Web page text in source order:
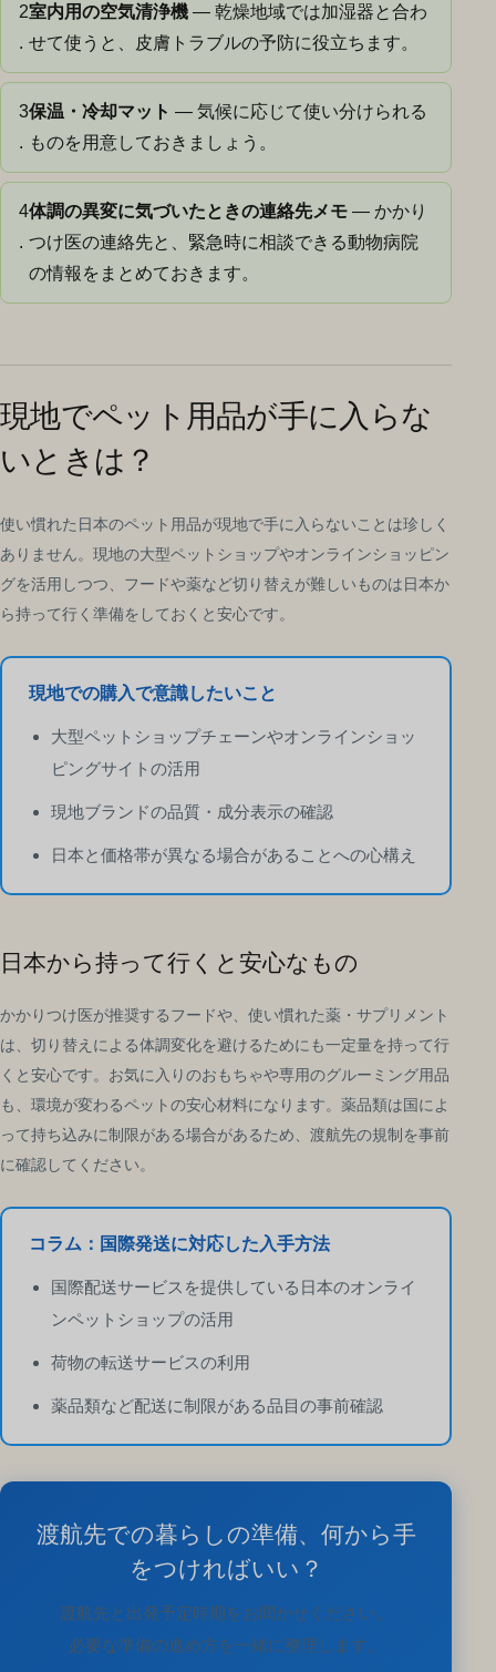
2
.
室内用の空気清浄機 — 乾燥地域では加湿器と合わ
せて使うと、皮膚トラブルの予防に役立ちます。
3
.
保温・冷却マット — 気候に応じて使い分けられる
ものを用意しておきましょう。
4
.
体調の異変に気づいたときの連絡先メモ — かかり
つけ医の連絡先と、緊急時に相談できる動物病院
の情報をまとめておきます。
現地でペット用品が手に入らな
いときは？
使い慣れた日本のペット用品が現地で手に入らないことは珍しく
ありません。現地の大型ペットショップやオンラインショッピン
グを活用しつつ、フードや薬など切り替えが難しいものは日本か
ら持って行く準備をしておくと安心です。
現地での購入で意識したいこと
大型ペットショップチェーンやオンラインショッ
ピングサイトの活用
現地ブランドの品質・成分表示の確認
日本と価格帯が異なる場合があることへの心構え
日本から持って行くと安心なもの
かかりつけ医が推奨するフードや、使い慣れた薬・サプリメント
は、切り替えによる体調変化を避けるためにも一定量を持って行
くと安心です。お気に入りのおもちゃや専用のグルーミング用品
も、環境が変わるペットの安心材料になります。薬品類は国によ
って持ち込みに制限がある場合があるため、渡航先の規制を事前
に確認してください。
コラム：国際発送に対応した入手方法
国際配送サービスを提供している日本のオンライ
ンペットショップの活用
荷物の転送サービスの利用
薬品類など配送に制限がある品目の事前確認
渡航先での暮らしの準備、何から手
をつければいい？
渡航先と出発予定時期をお聞かせください。
必要な準備の進め方を一緒に整理します。